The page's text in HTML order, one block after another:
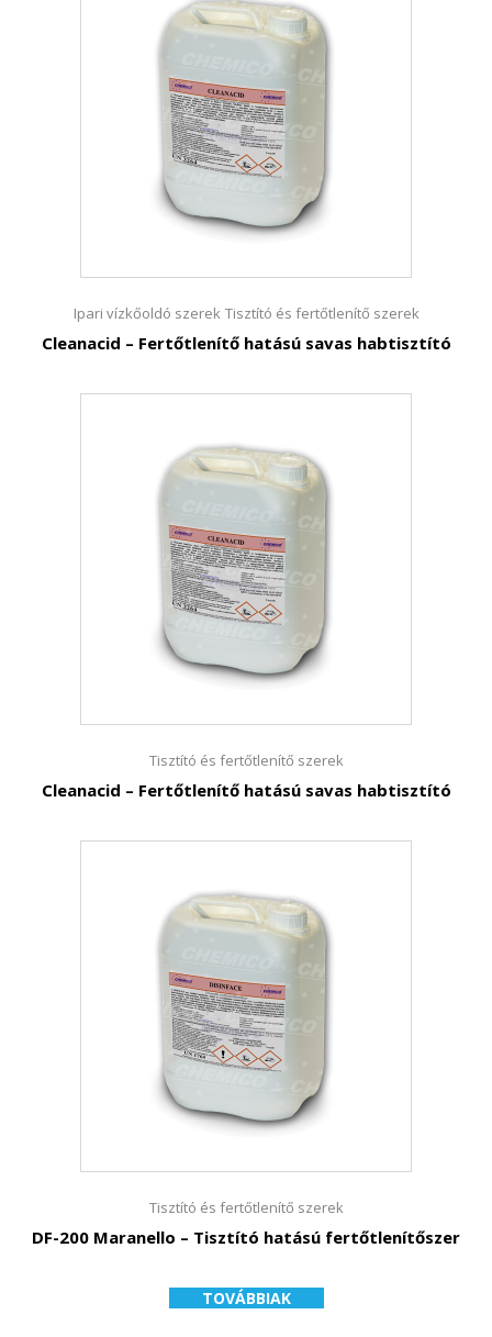
Ipari vízkőoldó szerek Tisztító és fertőtlenítő szerek
Cleanacid – Fertőtlenítő hatású savas habtisztító
Tisztító és fertőtlenítő szerek
Cleanacid – Fertőtlenítő hatású savas habtisztító
Tisztító és fertőtlenítő szerek
DF-200 Maranello – Tisztító hatású fertőtlenítőszer
TOVÁBBIAK